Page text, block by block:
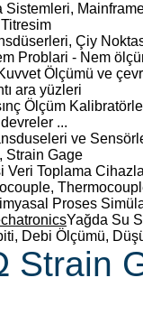
Sistemleri,
Çiy
Problari - Nem
Ölçümü ve
ara yüzleri
Ölçüm
devreler ...
ve
Strain Gage
Veri Toplama
Proses
Yağda Su
Debi Ölçümü,
Strain